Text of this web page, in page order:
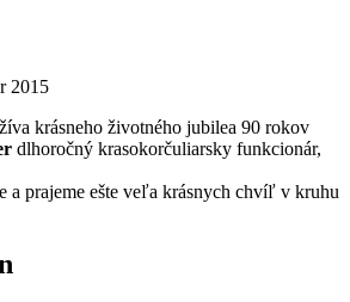
2015
krásneho životného jubilea 90 rokov
dlhoročný krasokorčuliarsky funkcionár,
a prajeme ešte veľa krásnych chvíľ v kruhu